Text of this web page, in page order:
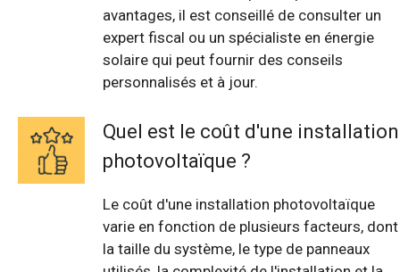
avantages, il est conseillé de consulter un
expert fiscal ou un spécialiste en énergie
solaire qui peut fournir des conseils
personnalisés et à jour.
Quel est le coût d'une installation
photovoltaïque ?
Le coût d'une installation photovoltaïque
varie en fonction de plusieurs facteurs, dont
la taille du système, le type de panneaux